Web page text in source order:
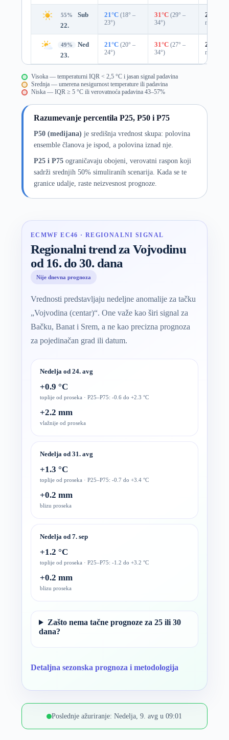
55%
Sub
22.
21°C (18° –
23°)
31°C (29° –
34°)
25%
mm)
49%
Ned
23.
21°C (20° –
24°)
31°C (27° –
34°)
29%
mm)
Visoka — temperaturni IQR < 2,5 °C i jasan signal padavina
Srednja — umerena nesigurnost temperature ili padavina
Niska — IQR ≥ 5 °C ili verovatnoća padavina 43–57%
Razumevanje percentila P25, P50 i P75
P50 (medijana) je središnja vrednost skupa: polovina
ensemble članova je ispod, a polovina iznad nje.
P25 i P75ograničavaju obojeni, verovatni raspon koji
sadrži srednjih 50% simuliranih scenarija. Kada se te
granice udalje, raste neizvesnost prognoze.
ECMWF EC46 · REGIONALNI SIGNAL
Regionalni trend za Vojvodinu
od 16. do 30. dana
Nije dnevna prognoza
Vrednosti predstavljaju nedeljne anomalije za tačku
„Vojvodina (centar)“. One važe kao širi signal za
Bačku, Banat i Srem, a ne kao precizna prognoza
za pojedinačan grad ili datum.
Nedelja od 24. avg
+0.9 °C
toplije od proseka · P25–P75: -0.6 do +2.3 °C
+2.2 mm
vlažnije od proseka
Nedelja od 31. avg
+1.3 °C
toplije od proseka · P25–P75: -0.7 do +3.4 °C
+0.2 mm
blizu proseka
Nedelja od 7. sep
+1.2 °C
toplije od proseka · P25–P75: -1.2 do +3.2 °C
+0.2 mm
blizu proseka
Zašto nema tačne prognoze za 25 ili 30
dana?
Detaljna sezonska prognoza i metodologija
Poslednje ažuriranje: Nedelja, 9. avg u 09:01